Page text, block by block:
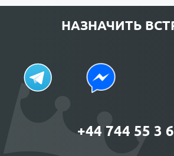
НАЗНАЧИТЬ
+44 744 55 3